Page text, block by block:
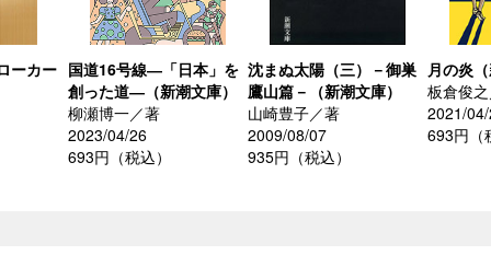
ーカー 国道16号線―「日本」を
創った道―（新潮文庫）
柳瀬博一／著
2023/04/26
693円（税込）
沈まぬ太陽（三）－御巣
鷹山篇－（新潮文庫）
山崎豊子／著
2009/08/07
935円（税込）
月の炎
板倉俊
2021/
693円（